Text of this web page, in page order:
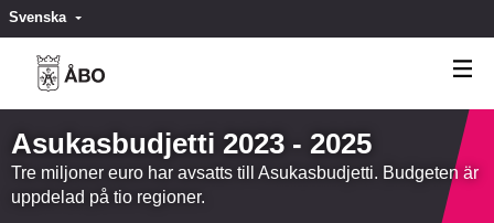
SvenskaValitse kieli
Asukasbudjetti 2023 - 2025
Tre miljoner euro har avsatts till Asukasbudjetti. Budgeten är
uppdelad på tio regioner.